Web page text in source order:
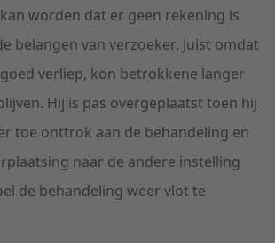
worden dat er geen rekening is
belangen van verzoeker. Juist omdat
verliep, kon betrokkene langer
Hij is pas overgeplaatst toen hij
toe onttrok aan de behandeling en
naar de andere instelling
de behandeling weer vlot te